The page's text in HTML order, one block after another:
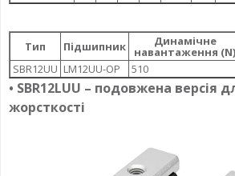
Тип Підшипник Динамічне
навантаження (N)
SBR12UU LM12UU-OP 510
• SBR12LUU – подовжена версія
жорсткості